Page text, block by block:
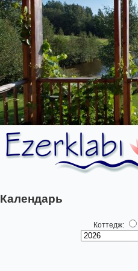
Календарь
Коттедж: